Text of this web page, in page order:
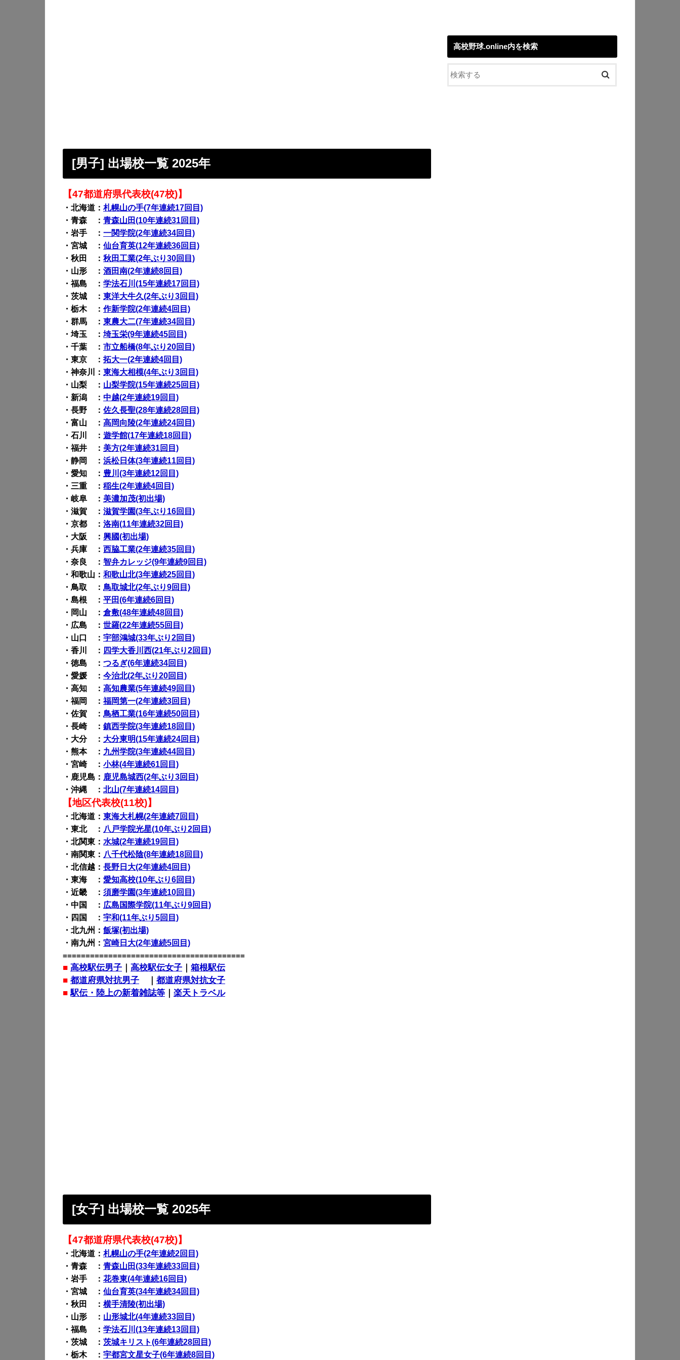
[男子] 出場校一覧 2025年
【47都道府県代表校(47校)】
・北海道： 札幌山の手(7年連続17回目)
・青森 ： 青森山田(10年連続31回目)
・岩手 ： 一関学院(2年連続34回目)
・宮城 ： 仙台育英(12年連続36回目)
・秋田 ： 秋田工業(2年ぶり30回目)
・山形 ： 酒田南(2年連続8回目)
・福島 ： 学法石川(15年連続17回目)
・茨城 ： 東洋大牛久(2年ぶり3回目)
・栃木 ： 作新学院(2年連続4回目)
・群馬 ： 東農大二(7年連続34回目)
・埼玉 ： 埼玉栄(9年連続45回目)
・千葉 ： 市立船橋(8年ぶり20回目)
・東京 ： 拓大一(2年連続4回目)
・神奈川： 東海大相模(4年ぶり3回目)
・山梨 ： 山梨学院(15年連続25回目)
・新潟 ： 中越(2年連続19回目)
・長野 ： 佐久長聖(28年連続28回目)
・富山 ： 高岡向陵(2年連続24回目)
・石川 ： 遊学館(17年連続18回目)
・福井 ： 美方(2年連続31回目)
・静岡 ： 浜松日体(3年連続11回目)
・愛知 ： 豊川(3年連続12回目)
・三重 ： 稲生(2年連続4回目)
・岐阜 ： 美濃加茂(初出場)
・滋賀 ： 滋賀学園(3年ぶり16回目)
・京都 ： 洛南(11年連続32回目)
・大阪 ： 興國(初出場)
・兵庫 ： 西脇工業(2年連続35回目)
・奈良 ： 智弁カレッジ(9年連続9回目)
・和歌山： 和歌山北(3年連続25回目)
・鳥取 ： 鳥取城北(2年ぶり9回目)
・島根 ： 平田(6年連続6回目)
・岡山 ： 倉敷(48年連続48回目)
・広島 ： 世羅(22年連続55回目)
・山口 ： 宇部鴻城(33年ぶり2回目)
・香川 ： 四学大香川西(21年ぶり2回目)
・徳島 ： つるぎ(6年連続34回目)
・愛媛 ： 今治北(2年ぶり20回目)
・高知 ： 高知農業(5年連続49回目)
・福岡 ：福岡第一(2年連続3回目)
・佐賀 ： 鳥栖工業(16年連続50回目)
・長崎 ： 鎮西学院(3年連続18回目)
・大分 ： 大分東明(15年連続24回目)
・熊本 ： 九州学院(3年連続44回目)
・宮崎 ： 小林(4年連続61回目)
・鹿児島： 鹿児島城西(2年ぶり3回目)
・沖縄 ： 北山(7年連続14回目)
【地区代表校(11校)】
・北海道： 東海大札幌(2年連続7回目)
・東北 ： 八戸学院光星(10年ぶり2回目)
・北関東： 水城(2年連続19回目)
・南関東： 八千代松陰(8年連続18回目)
・北信越： 長野日大(2年連続4回目)
・東海 ： 愛知高校(10年ぶり6回目)
・近畿 ： 須磨学園(3年連続10回目)
・中国 ： 広島国際学院(11年ぶり9回目)
・四国 ： 宇和(11年ぶり5回目)
・北九州： 飯塚(初出場)
・南九州： 宮崎日大(2年連続5回目)
========================================
■ 高校駅伝男子 ｜ 高校駅伝女子 ｜ 箱根駅伝
■ 都道府県対抗男子 ｜ 都道府県対抗女子
■ 駅伝・陸上の新着雑誌等 ｜ 楽天トラベル
[女子] 出場校一覧 2025年
【47都道府県代表校(47校)】
・北海道： 札幌山の手(2年連続2回目)
・青森 ： 青森山田(33年連続33回目)
・岩手 ： 花巻東(4年連続16回目)
・宮城 ： 仙台育英(34年連続34回目)
・秋田 ： 横手清陵(初出場)
・山形 ： 山形城北(4年連続33回目)
・福島 ： 学法石川(13年連続13回目)
・茨城 ： 茨城キリスト(6年連続28回目)
・栃木 ： 宇都宮文星女子(6年連続8回目)
高校野球.online内を検索